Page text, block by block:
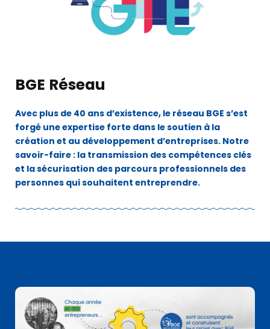
BGE Réseau
Avec plus de 40 ans d’existence, le réseau BGE s’est
forgé une expertise forte dans le soutien à la
création et au développement d’entreprises. Notre
savoir-faire : la transmission des compétences clés
et la sécurisation des parcours professionnels des
personnes qui souhaitent entreprendre.